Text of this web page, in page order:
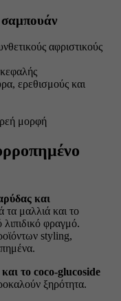
σαμπουάν
αφριστικούς
ερεθισμούς και
μορφή
και
τα μαλλιά και το
λιπιδικό φραγμό.
styling,
και το coco-glucoside
ξηρότητα.